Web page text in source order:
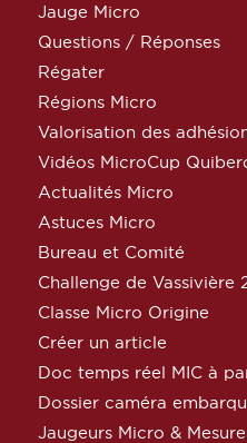
Jauge Micro
Questions / Réponses
Régater
Régions Micro
Valorisation des
Vidéos MicroCup
Actualités Micro
Astuces Micro
Bureau et Comité
Challenge de Vassivière
Classe Micro Origine
Créer un article
Doc temps réel MIC à
Dossier caméra
Jaugeurs Micro &